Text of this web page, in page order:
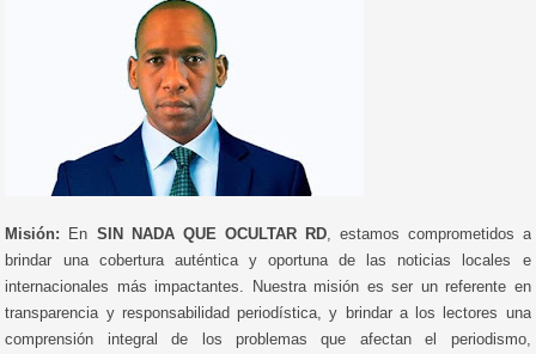
Misión: En SIN NADA QUE OCULTAR RD, estamos comprometidos a
brindar una cobertura auténtica y oportuna de las noticias locales e
internacionales más impactantes. Nuestra misión es ser un referente en
transparencia y responsabilidad periodística, y brindar a los lectores una
comprensión integral de los problemas que afectan el periodismo,